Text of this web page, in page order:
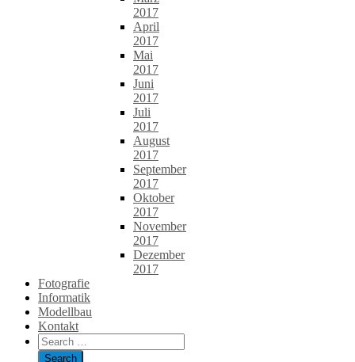
2017
April
2017
Mai
2017
Juni
2017
Juli
2017
August
2017
September
2017
Oktober
2017
November
2017
Dezember
2017
Fotografie
Informatik
Modellbau
Kontakt
Search
for: